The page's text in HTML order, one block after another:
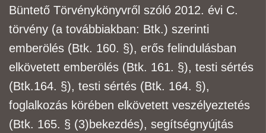
Büntető Törvénykönyvről szóló 2012. évi C.
törvény (a továbbiakban: Btk.) szerinti
emberölés (Btk. 160. §), erős felindulásban
elkövetett emberölés (Btk. 161. §), testi sértés
(Btk.164. §), testi sértés (Btk. 164. §),
foglalkozás körében elkövetett veszélyeztetés
(Btk. 165. § (3)bekezdés), segítségnyújtás